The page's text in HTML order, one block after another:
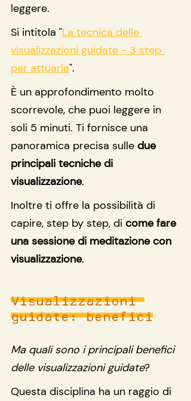
leggere.
Si intitola "La tecnica delle
visualizzazioni guidate - 3 step
per attuarla".
È un approfondimento molto
scorrevole, che puoi leggere in
soli 5 minuti. Ti fornisce una
panoramica precisa sulle due
principali tecniche di
visualizzazione.
Inoltre ti offre la possibilità di
capire, step by step, di come fare
una sessione di meditazione con
visualizzazione.
Visualizzazioni
guidate: benefici
Ma quali sono i principali benefici
delle visualizzazioni guidate?
Questa disciplina ha un raggio di